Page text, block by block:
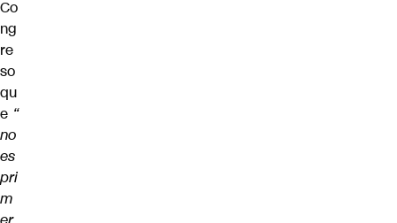
Co
ng
re
so
qu
e “
no
es
pri
m